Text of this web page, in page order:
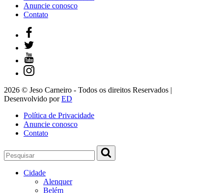
Anuncie conosco
Contato
2026 © Jeso Carneiro - Todos os direitos Reservados |
Desenvolvido porED
Política de Privacidade
Anuncie conosco
Contato
Cidade
Alenquer
Belém